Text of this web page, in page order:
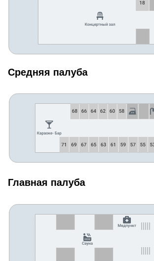
Средняя палуба
Главная палуба